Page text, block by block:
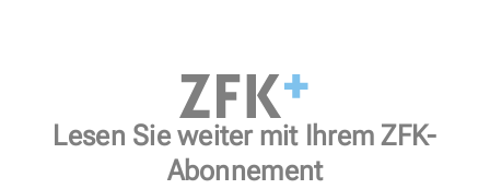
Lesen Sie weiter mit Ihrem ZFK-
Abonnement